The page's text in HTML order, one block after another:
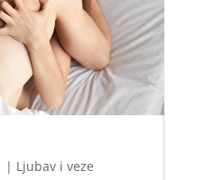
| Ljubav i veze